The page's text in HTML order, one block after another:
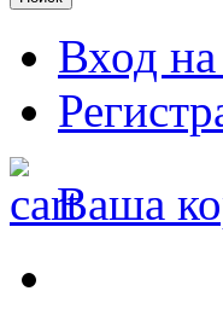
Вход на
Ваша